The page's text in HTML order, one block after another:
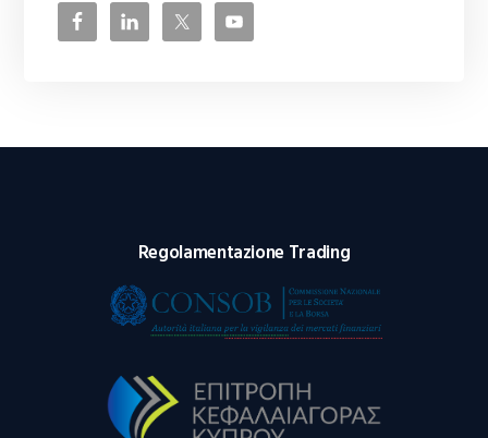
Regolamentazione Trading